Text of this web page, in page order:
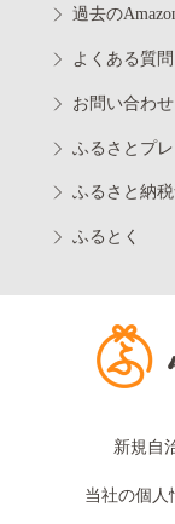
過去の
よくある質問
お問い合わせ
ふるさとプ
ふるさと納
ふるとく
新規自
当社の個人